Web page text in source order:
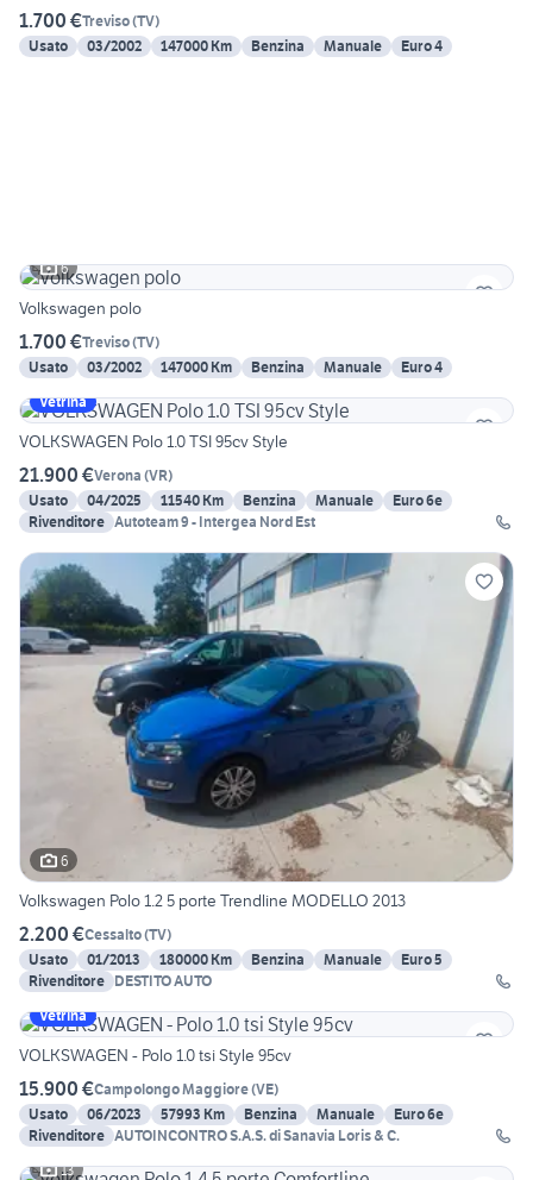
1.700 €Treviso(TV)
Usato
03/2002 147000 Km Benzina Manuale Euro 4
6
Volkswagen polo
1.700 €Treviso(TV)
Usato
03/2002 147000 Km Benzina Manuale
Euro 4
Vetrina
VOLKSWAGEN Polo 1.0 TSI 95cv Style
21.900 €Verona (VR)
Usato
04/2025 11540 Km Benzina Manuale
Euro 6e
Rivenditore Autoteam 9 - Intergea Nord Est
6
Volkswagen Polo 1.2 5 porte Trendline MODELLO 2013
2.200 €Cessalto(TV)
Usato
01/2013 180000 Km Benzina Manuale
Euro 5
Rivenditore DESTITO AUTO
Vetrina
VOLKSWAGEN - Polo 1.0 tsi Style 95cv
15.900 €Campolongo Maggiore(VE)
Usato
06/2023 57993 Km Benzina Manuale
Euro 6e
Rivenditore AUTOINCONTRO S.A.S. di Sanavia Loris & C.
13